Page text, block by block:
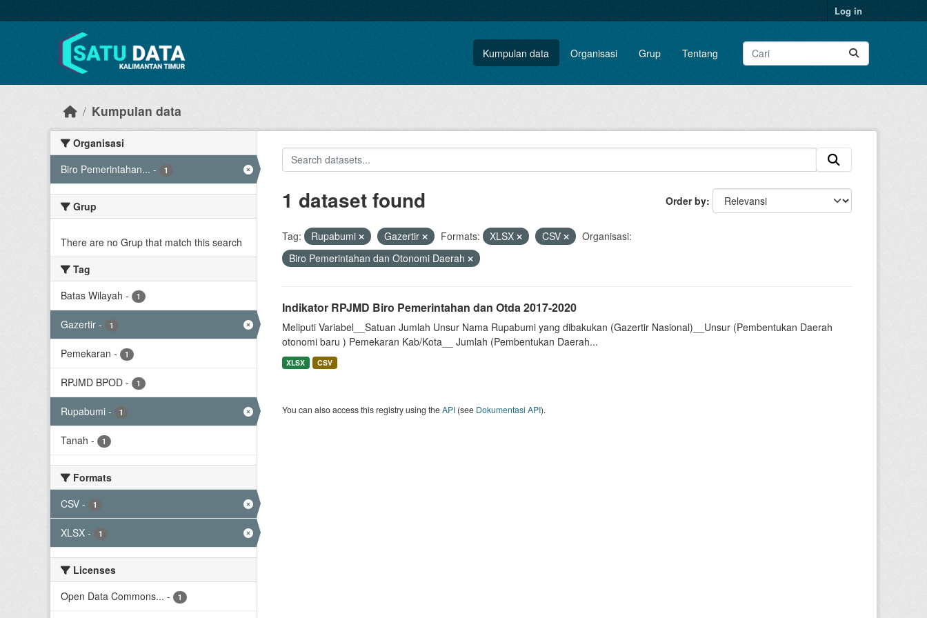
Log in
Kumpulan data Organisasi Grup Tentang
Kumpulan data
Organisasi
Biro Pemerintahan... - 1
Grup
There are no Grup that match this search
Tag
Batas Wilayah - 1
Gazertir - 1
Pemekaran - 1
RPJMD BPOD - 1
Rupabumi - 1
Tanah - 1
Formats
CSV - 1
XLSX - 1
Licenses
Open Data Commons... - 1
Order by
1 dataset found
Tag: Rupabumi Gazertir Formats: XLSX CSV
Organisasi:
Biro Pemerintahan dan Otonomi Daerah
Indikator RPJMD Biro Pemerintahan dan Otda 2017-2020
Meliputi Variabel__Satuan Jumlah Unsur Nama Rupabumi yang dibakukan (Gazertir Nasional)__Unsur (Pembentukan Daerah
otonomi baru ) Pemekaran Kab/Kota__ Jumlah (Pembentukan Daerah...
XLSX CSV
You can also access this registry using theAPI(see Dokumentasi API).